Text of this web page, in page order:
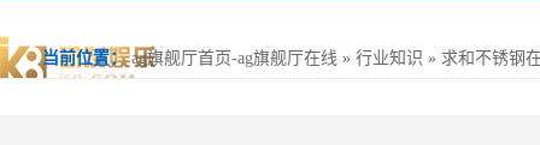
当前位置： ag旗舰厅首页-ag旗舰厅在线 » 行业知识 » 求和不锈钢